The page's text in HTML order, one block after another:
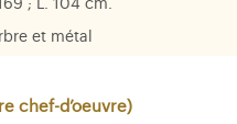
; L. 104 cm.
et métal
chef-d’oeuvre)